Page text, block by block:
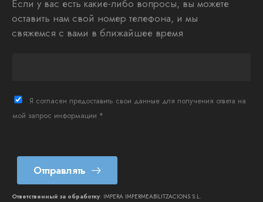
Если у вас есть какие-либо вопросы, вы можете
оставить нам свой номер телефона, и мы
свяжемся с вами в ближайшее время
è
Я согласен предоставить свои данные для получения ответа на
мой запрос информации *
Отправлять
Ответственный за обработку: IMPERA IMPERMEABILITZACIONS S.L.